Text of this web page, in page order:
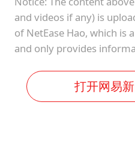
and videos if any) is
of NetEase Hao, which is
and only provides
打开网易